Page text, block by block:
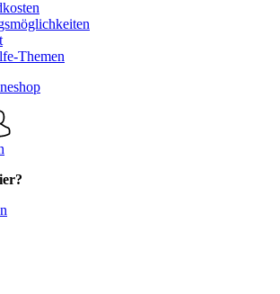
Themen